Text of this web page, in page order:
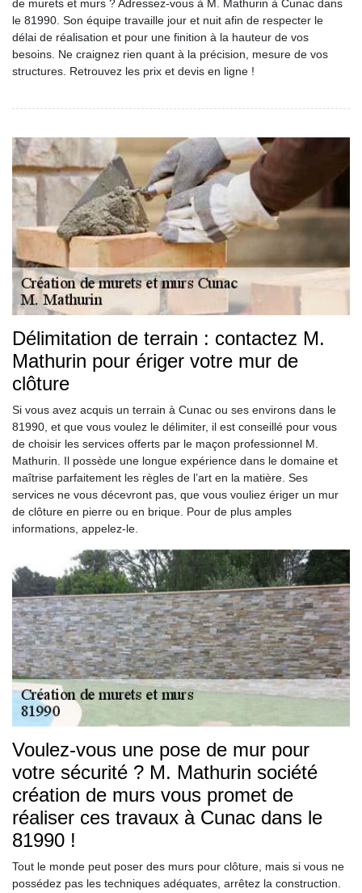
de murets et murs ? Adressez-vous à M. Mathurin à Cunac dans
le 81990. Son équipe travaille jour et nuit afin de respecter le
délai de réalisation et pour une finition à la hauteur de vos
besoins. Ne craignez rien quant à la précision, mesure de vos
structures. Retrouvez les prix et devis en ligne !
Délimitation de terrain : contactez M.
Mathurin pour ériger votre mur de
clôture
Si vous avez acquis un terrain à Cunac ou ses environs dans le
81990, et que vous voulez le délimiter, il est conseillé pour vous
de choisir les services offerts par le maçon professionnel M.
Mathurin. Il possède une longue expérience dans le domaine et
maîtrise parfaitement les règles de l’art en la matière. Ses
services ne vous décevront pas, que vous vouliez ériger un mur
de clôture en pierre ou en brique. Pour de plus amples
informations, appelez-le.
Voulez-vous une pose de mur pour
votre sécurité ? M. Mathurin société
création de murs vous promet de
réaliser ces travaux à Cunac dans le
81990 !
Tout le monde peut poser des murs pour clôture, mais si vous ne
possédez pas les techniques adéquates, arrêtez la construction.